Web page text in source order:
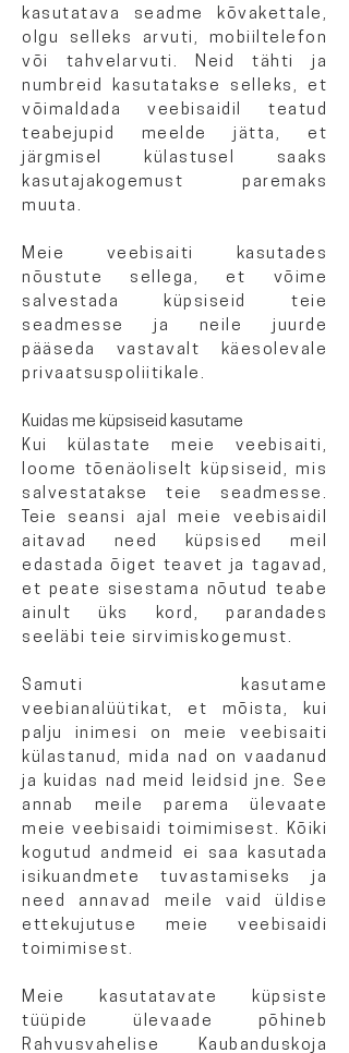
kasutatava seadme kõvakettale,
olgu selleks arvuti, mobiiltelefon
või tahvelarvuti. Neid tähti ja
numbreid kasutatakse selleks, et
võimaldada veebisaidil teatud
teabejupid meelde jätta, et
järgmisel külastusel saaks
kasutajakogemust paremaks
muuta.
Meie veebisaiti kasutades
nõustute sellega, et võime
salvestada küpsiseid teie
seadmesse ja neile juurde
pääseda vastavalt käesolevale
privaatsuspoliitikale.
Kuidas me küpsiseid kasutame
Kui külastate meie veebisaiti,
loome tõenäoliselt küpsiseid, mis
salvestatakse teie seadmesse.
Teie seansi ajal meie veebisaidil
aitavad need küpsised meil
edastada õiget teavet ja tagavad,
et peate sisestama nõutud teabe
ainult üks kord, parandades
seeläbi teie sirvimiskogemust.
Samuti kasutame
veebianalüütikat, et mõista, kui
palju inimesi on meie veebisaiti
külastanud, mida nad on vaadanud
ja kuidas nad meid leidsid jne. See
annab meile parema ülevaate
meie veebisaidi toimimisest. Kõiki
kogutud andmeid ei saa kasutada
isikuandmete tuvastamiseks ja
need annavad meile vaid üldise
ettekujutuse meie veebisaidi
toimimisest.
Meie kasutatavate küpsiste
tüüpide ülevaade põhineb
Rahvusvahelise Kaubanduskoja